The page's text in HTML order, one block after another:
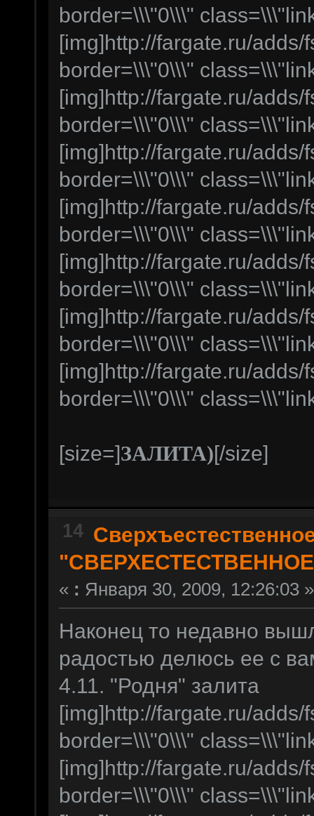
border=\\\"0\\\"
[img]http://fargate.ru/
border=\\\"0\\\"
[img]http://fargate.ru/
border=\\\"0\\\"
[img]http://fargate.ru/
border=\\\"0\\\"
[img]http://fargate.ru/
border=\\\"0\\\"
[img]http://fargate.ru/
border=\\\"0\\\"
[img]http://fargate.ru/
border=\\\"0\\\"
[img]http://fargate.ru/
border=\\\"0\\\"
[size=]ЗАЛИТА)[/size]
14
« : Января 30, 2009, 12:26:03 »
Наконец то недавно
радостью делюсь ее с
4.11. "Родня" залита
[img]http://fargate.ru/adds/
border=\\\"0\\\"
[img]http://fargate.ru/adds/
border=\\\"0\\\"